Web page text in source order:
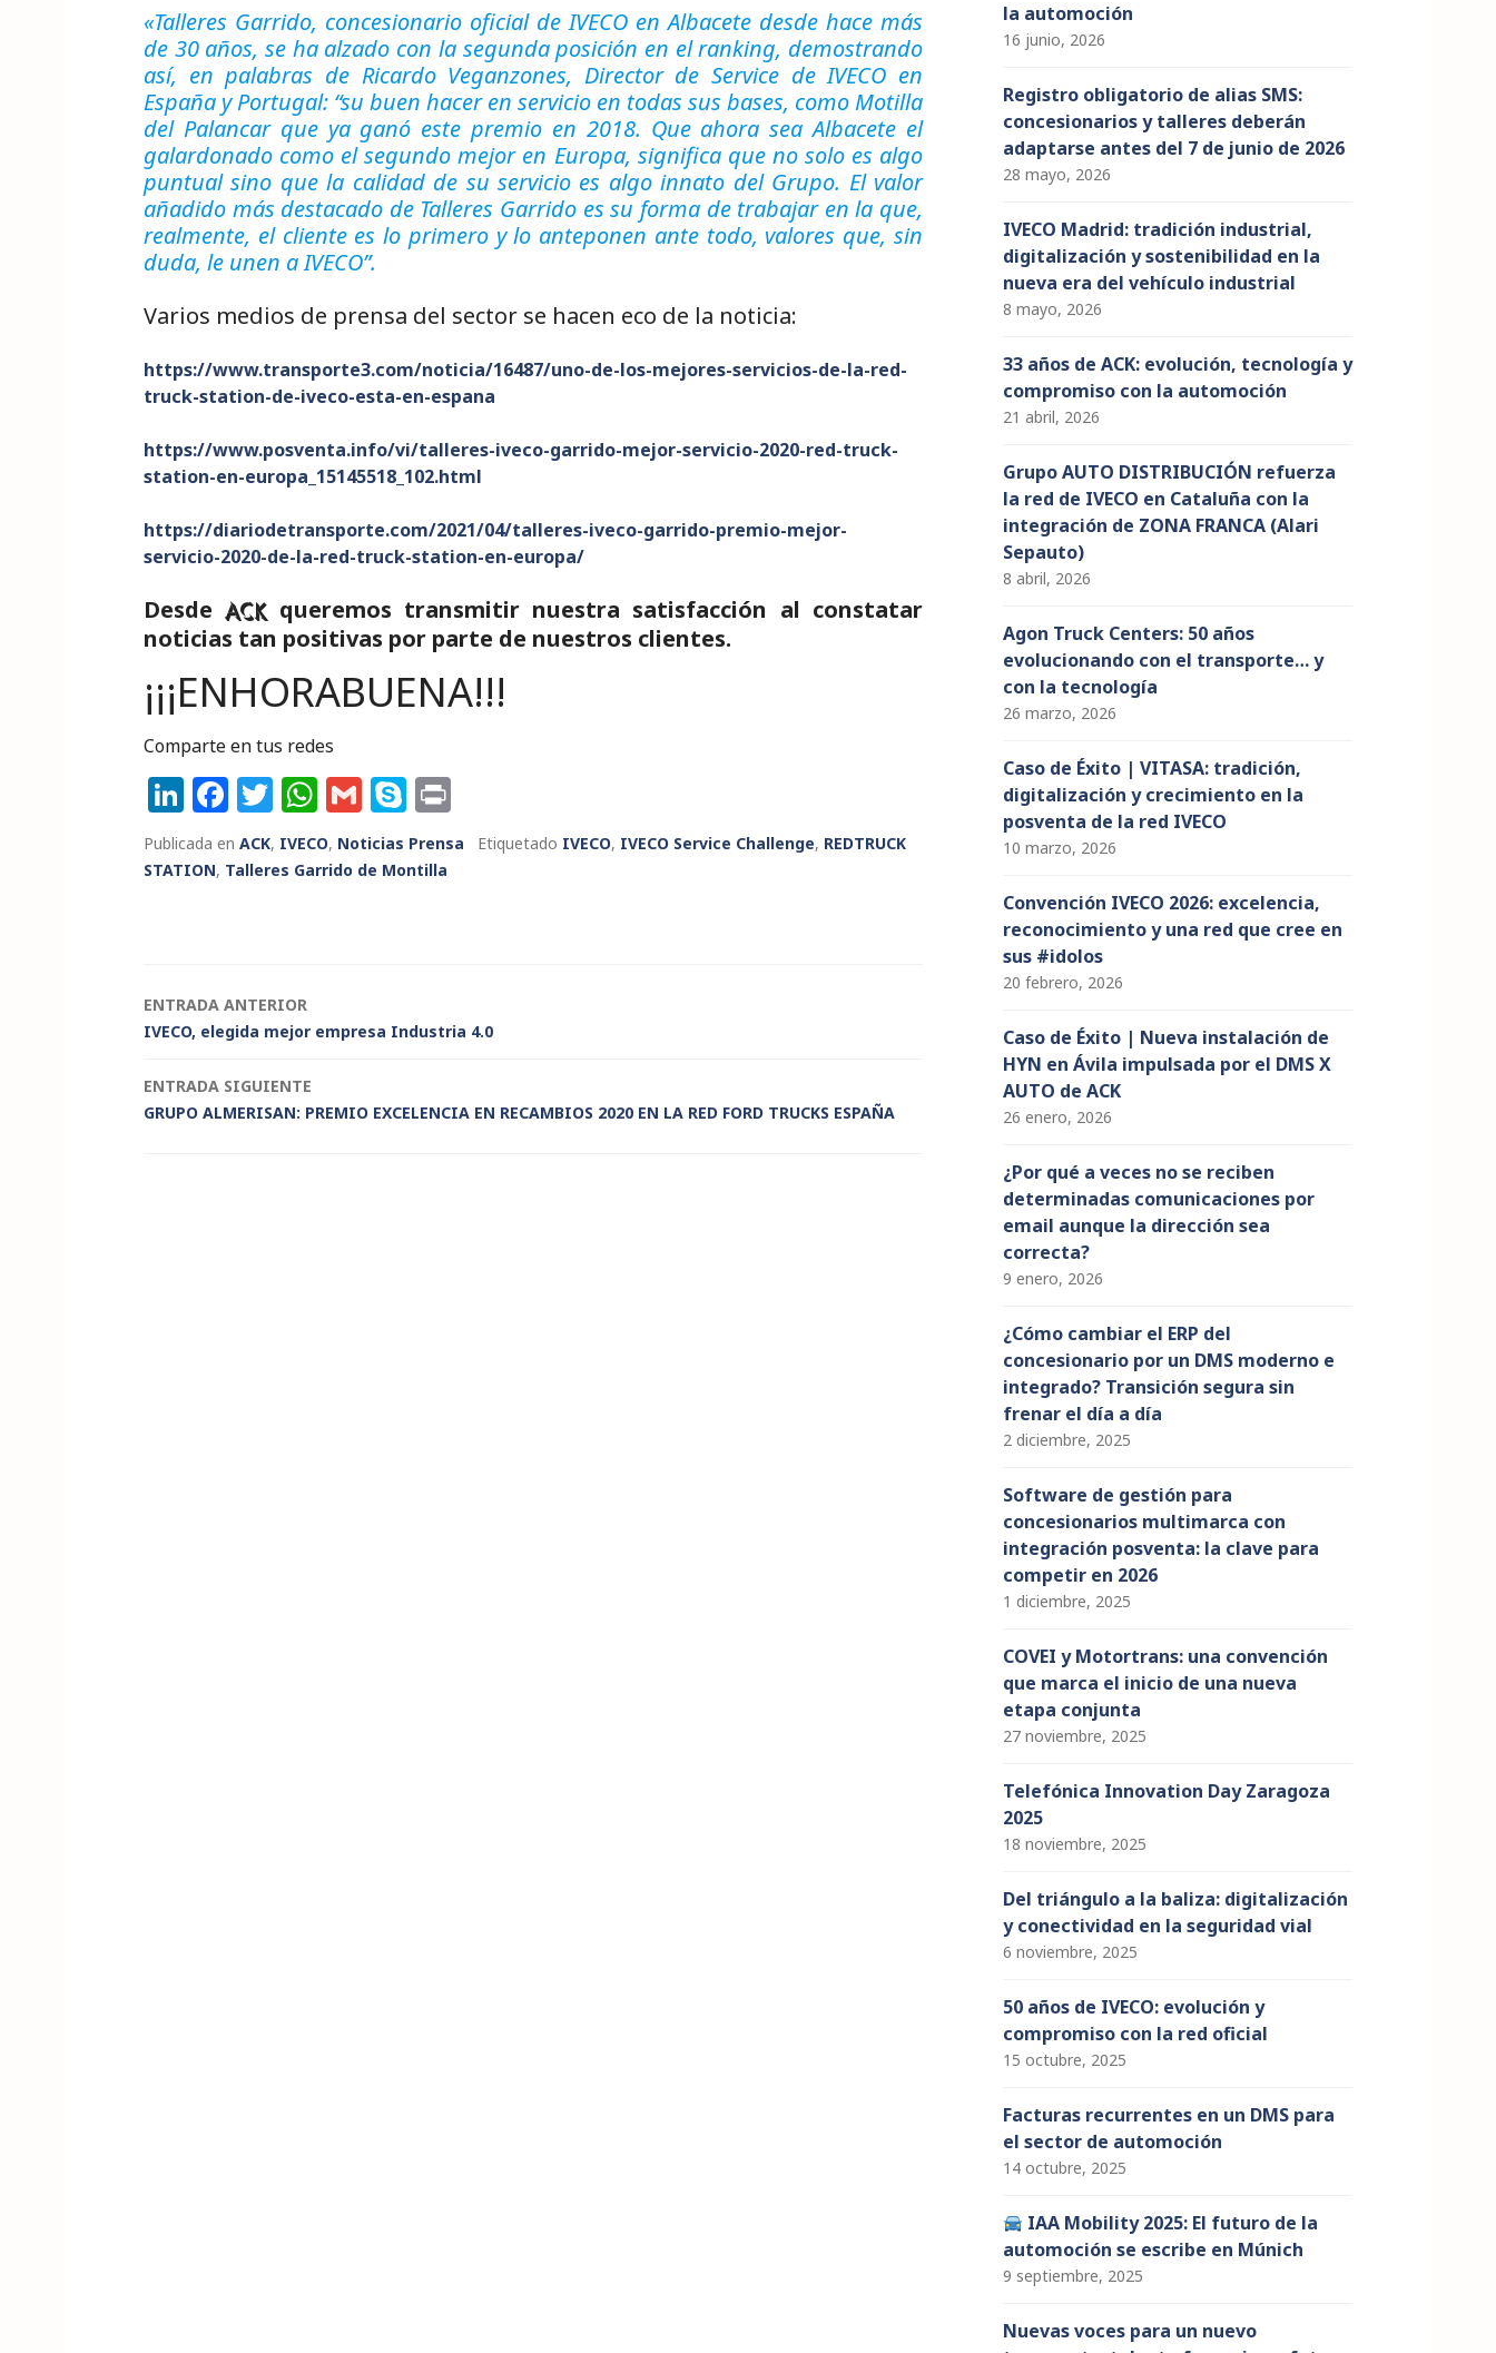
«Talleres Garrido, concesionario oficial de IVECO en Albacete desde hace más
de 30 años, se ha alzado con la segunda posición en el ranking, demostrando
así, en palabras de Ricardo Veganzones, Director de Service de IVECO en
España y Portugal: “su buen hacer en servicio en todas sus bases, como Motilla
del Palancar que ya ganó este premio en 2018. Que ahora sea Albacete el
galardonado como el segundo mejor en Europa, significa que no solo es algo
puntual sino que la calidad de su servicio es algo innato del Grupo. El valor
añadido más destacado de Talleres Garrido es su forma de trabajar en la que,
realmente, el cliente es lo primero y lo anteponen ante todo, valores que, sin
duda, le unen a IVECO”.
Varios medios de prensa del sector se hacen eco de la noticia:
https://www.transporte3.com/noticia/16487/uno-de-los-mejores-servicios-de-la-red-
truck-station-de-iveco-esta-en-espana
https://www.posventa.info/vi/talleres-iveco-garrido-mejor-servicio-2020-red-truck-
station-en-europa_15145518_102.html
https://diariodetransporte.com/2021/04/talleres-iveco-garrido-premio-mejor-
servicio-2020-de-la-red-truck-station-en-europa/
DesdeACKqueremos transmitir nuestra satisfacción al constatar
noticias tan positivas por parte de nuestros clientes.
¡¡¡ENHORABUENA!!!
Comparte en tus redes
Li
n
k
F
a
c
o
k
T
w
it
W
h
a
G
m
ai
S
k
y
ri
n
Publicada en ACK, IVECO, Noticias Prensa Etiquetado IVECO, IVECO Service Challenge, REDTRUCK
STATION, Talleres Garrido de Montilla
Navegación
entradas
ENTRADA ANTERIOR
IVECO, elegida mejor empresa Industria 4.0
ENTRADA SIGUIENTE
GRUPO ALMERISAN: PREMIO EXCELENCIA EN RECAMBIOS 2020 EN LA RED FORD TRUCKS ESPAÑA
la automoción
16 junio, 2026
Registro obligatorio de alias SMS:
concesionarios y talleres deberán
adaptarse antes del 7 de junio de 2026
28 mayo, 2026
IVECO Madrid: tradición industrial,
digitalización y sostenibilidad en la
nueva era del vehículo industrial
8 mayo, 2026
33 años de ACK: evolución, tecnología y
compromiso con la automoción
21 abril, 2026
Grupo AUTO DISTRIBUCIÓN refuerza
la red de IVECO en Cataluña con la
integración de ZONA FRANCA (Alari
Sepauto)
8 abril, 2026
Agon Truck Centers: 50 años
evolucionando con el transporte… y
con la tecnología
26 marzo, 2026
Caso de Éxito | VITASA: tradición,
digitalización y crecimiento en la
posventa de la red IVECO
10 marzo, 2026
Convención IVECO 2026: excelencia,
reconocimiento y una red que cree en
sus #idolos
20 febrero, 2026
Caso de Éxito | Nueva instalación de
HYN en Ávila impulsada por el DMS X
AUTO de ACK
26 enero, 2026
¿Por qué a veces no se reciben
determinadas comunicaciones por
email aunque la dirección sea
correcta?
9 enero, 2026
¿Cómo cambiar el ERP del
concesionario por un DMS moderno e
integrado? Transición segura sin
frenar el día a día
2 diciembre, 2025
Software de gestión para
concesionarios multimarca con
integración posventa: la clave para
competir en 2026
1 diciembre, 2025
COVEI y Motortrans: una convención
que marca el inicio de una nueva
etapa conjunta
27 noviembre, 2025
Telefónica Innovation Day Zaragoza
2025
18 noviembre, 2025
Del triángulo a la baliza: digitalización
y conectividad en la seguridad vial
6 noviembre, 2025
50 años de IVECO: evolución y
compromiso con la red oficial
15 octubre, 2025
Facturas recurrentes en un DMS para
el sector de automoción
14 octubre, 2025
IAA Mobility 2025: El futuro de la
automoción se escribe en Múnich
9 septiembre, 2025
Nuevas voces para un nuevo